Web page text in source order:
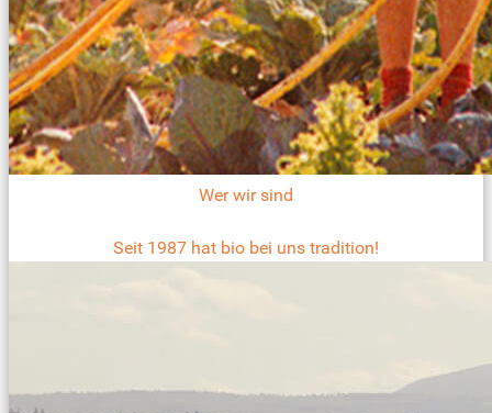
Wer wir sind
Seit 1987 hat bio bei uns tradition!